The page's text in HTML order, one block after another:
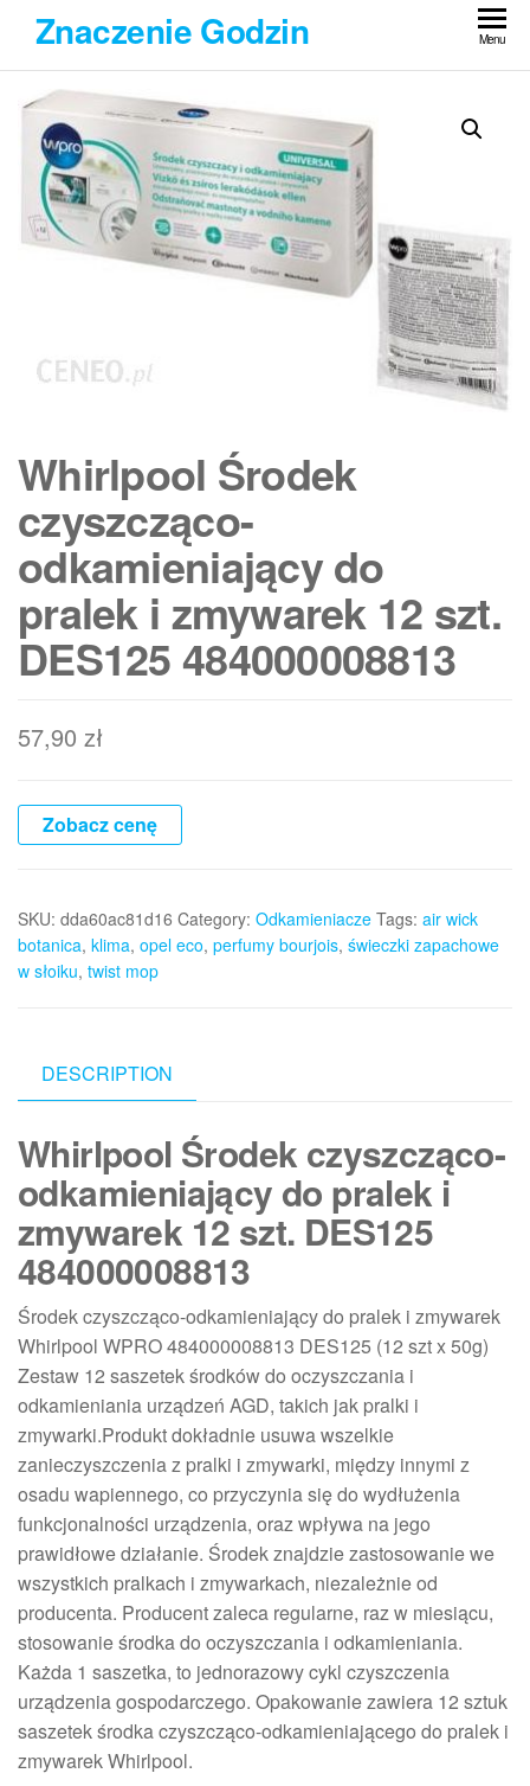
Przejdź
treści
Znaczenie Godzin Menu
Whirlpool Środek
czyszcząco-
odkamieniający do
pralek i zmywarek 12 szt.
DES125 484000008813
57,90 zł
Zobacz cenę
SKU: dda60ac81d16 Category: Odkamieniacze Tags: air wick
botanica, klima, opel eco, perfumy bourjois, świeczki zapachowe
w słoiku, twist mop
DESCRIPTION
Whirlpool Środek czyszcząco-
odkamieniający do pralek i
zmywarek 12 szt. DES125
484000008813
Środek czyszcząco-odkamieniający do pralek i zmywarek
Whirlpool WPRO 484000008813 DES125 (12 szt x 50g)
Zestaw 12 saszetek środków do oczyszczania i
odkamieniania urządzeń AGD, takich jak pralki i
zmywarki.Produkt dokładnie usuwa wszelkie
zanieczyszczenia z pralki i zmywarki, między innymi z
osadu wapiennego, co przyczynia się do wydłużenia
funkcjonalności urządzenia, oraz wpływa na jego
prawidłowe działanie. Środek znajdzie zastosowanie we
wszystkich pralkach i zmywarkach, niezależnie od
producenta. Producent zaleca regularne, raz w miesiącu,
stosowanie środka do oczyszczania i odkamieniania.
Każda 1 saszetka, to jednorazowy cykl czyszczenia
urządzenia gospodarczego. Opakowanie zawiera 12 sztuk
saszetek środka czyszcząco-odkamieniającego do pralek i
zmywarek Whirlpool.